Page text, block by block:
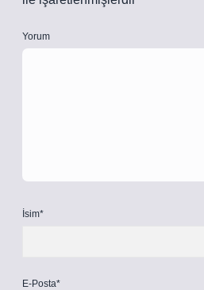
Yorum
İsim*
E-Posta*